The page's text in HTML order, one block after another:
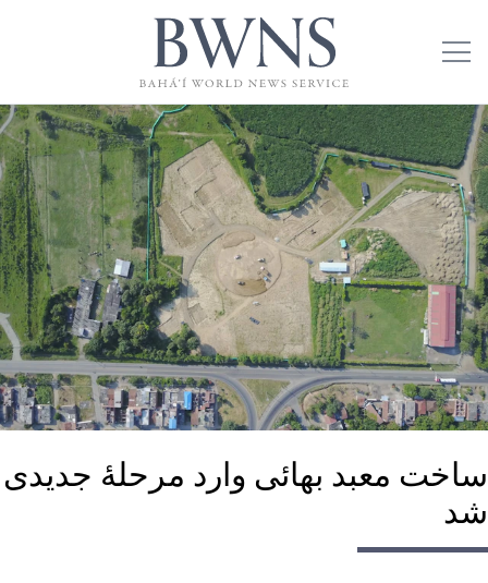
ساخت معبد بهائی وارد مرحلۀ جدیدی
شد